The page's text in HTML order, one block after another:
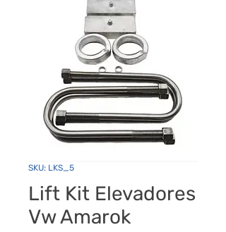
SKU: LKS_5
Lift Kit Elevadores
Vw Amarok